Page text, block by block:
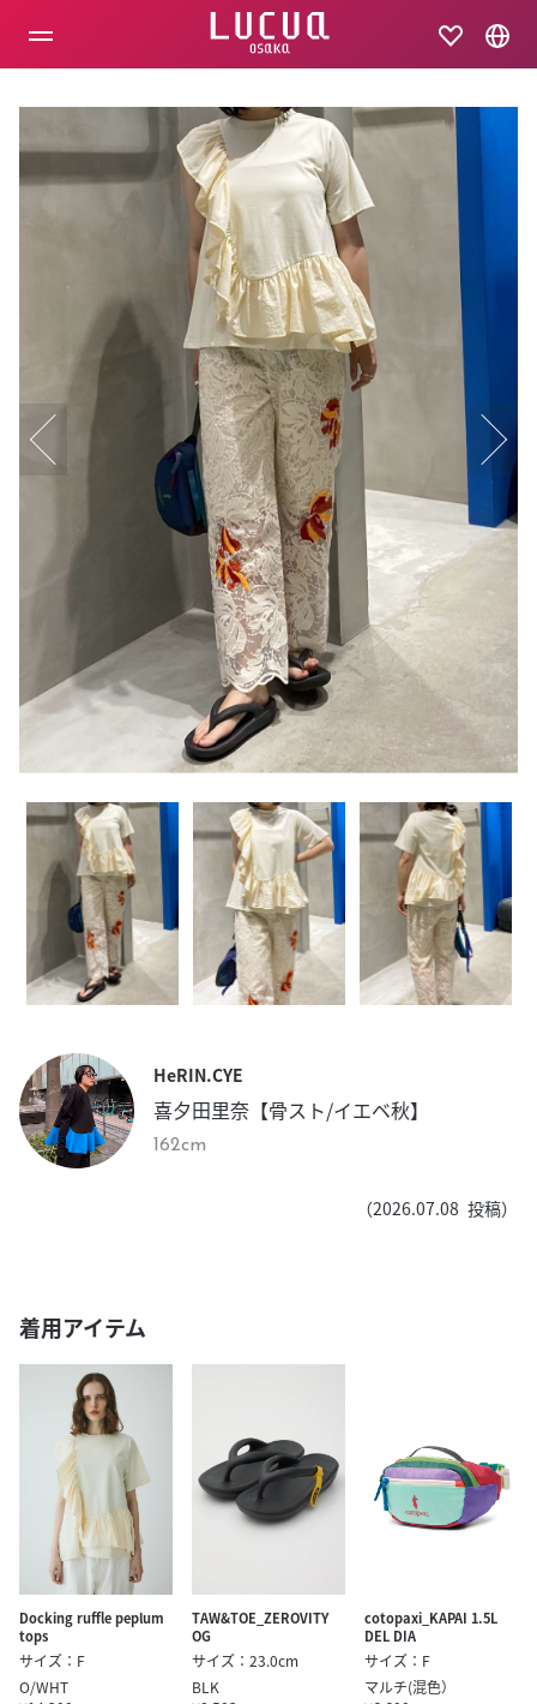
HeRIN.CYE
喜夕田里奈【骨スト/イエベ秋】
162cm
（2026.07.08 投稿）
着用アイテム
Docking ruffle peplum
tops
サイズ：F
O/WHT
TAW&TOE_ZEROVITY
OG
サイズ：23.0cm
BLK
cotopaxi_KAPAI 1.5L
DEL DIA
サイズ：F
マルチ(混色）